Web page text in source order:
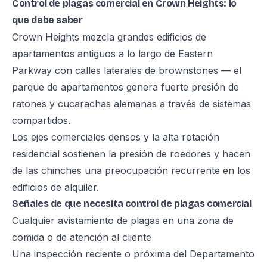
Control de plagas comercial en Crown Heights: lo
que debe saber
Crown Heights mezcla grandes edificios de
apartamentos antiguos a lo largo de Eastern
Parkway con calles laterales de brownstones — el
parque de apartamentos genera fuerte presión de
ratones y cucarachas alemanas a través de sistemas
compartidos.
Los ejes comerciales densos y la alta rotación
residencial sostienen la presión de roedores y hacen
de las chinches una preocupación recurrente en los
edificios de alquiler.
Señales de que necesita control de plagas comercial
Cualquier avistamiento de plagas en una zona de
comida o de atención al cliente
Una inspección reciente o próxima del Departamento